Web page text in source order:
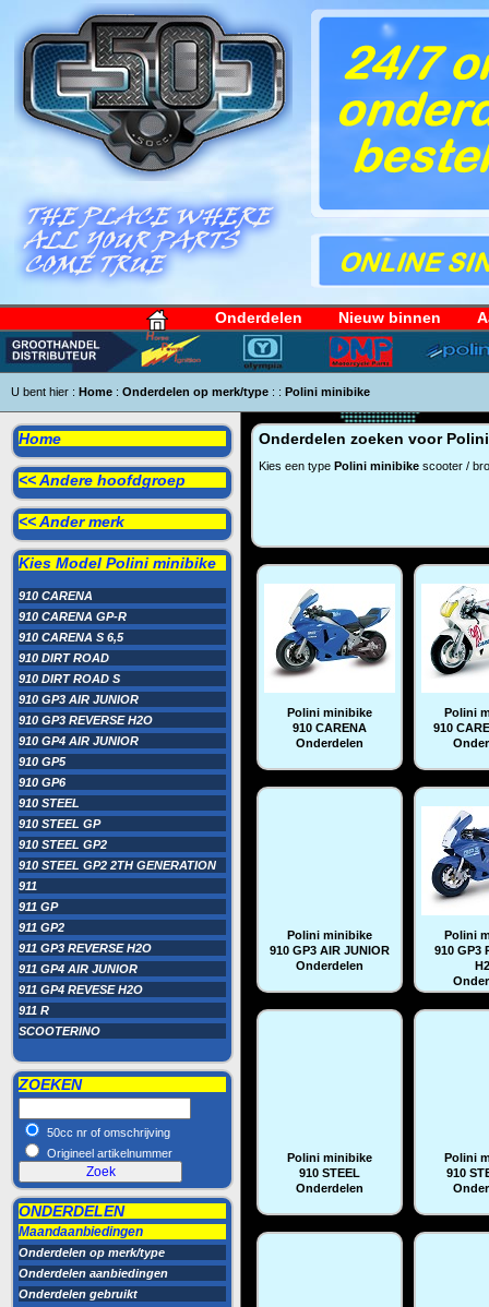
Onderdelen Nieuw binnen
U bent hier : Home : Onderdelen op merk/type : : Polini minibike
Home
<< Andere hoofdgroep
<< Ander merk
Kies Model Polini minibike
910 CARENA
910 CARENA GP-R
910 CARENA S 6,5
910 DIRT ROAD
910 DIRT ROAD S
910 GP3 AIR JUNIOR
910 GP3 REVERSE H2O
910 GP4 AIR JUNIOR
910 GP5
910 GP6
910 STEEL
910 STEEL GP
910 STEEL GP2
910 STEEL GP2 2TH GENERATION
911
911 GP
911 GP2
911 GP3 REVERSE H2O
911 GP4 AIR JUNIOR
911 GP4 REVESE H2O
911 R
SCOOTERINO
ZOEKEN
50cc nr of omschrijving
Origineel artikelnummer
ONDERDELEN
Maandaanbiedingen
Onderdelen op merk/type
Onderdelen aanbiedingen
Onderdelen gebruikt
Onderdelen zoeken voor
Kies een type Polini minibike scooter /
Polini minibike
910 CARENA
Onderdelen
Polini
910
Polini minibike
910 GP3 AIR JUNIOR
Onderdelen
Polini
910 GP3
Polini minibike
910 STEEL
Onderdelen
Polini
910